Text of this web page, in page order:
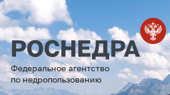
Федеральное агентство
по недропользованию